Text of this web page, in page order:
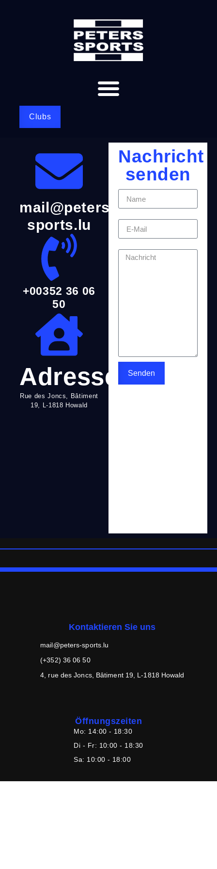
Clubs
mail@peters-
sports.lu
+00352 36 06
50
Adresse
Rue des Joncs, Bâtiment
19, L-1818 Howald
Nachricht
senden
Senden
Kontaktieren Sie uns
mail@peters-sports.lu
(+352) 36 06 50
4, rue des Joncs, Bâtiment 19, L-1818 Howald
Öffnungszeiten
Mo: 14:00 - 18:30
Di - Fr: 10:00 - 18:30
Sa: 10:00 - 18:00